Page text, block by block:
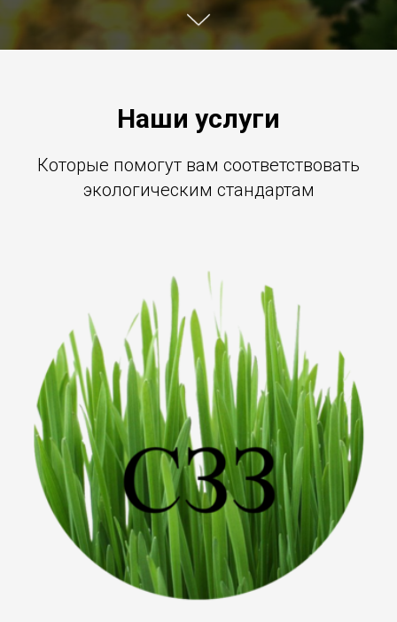
Наши услуги
Которые помогут вам соответствовать
экологическим стандартам